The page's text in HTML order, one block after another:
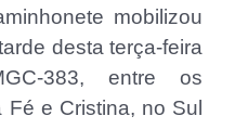
mobilizou
desta terça-feira
383, entre os
e Cristina, no Sul